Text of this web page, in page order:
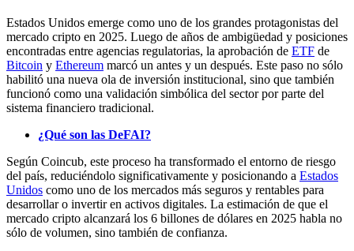
Estados Unidos emerge como uno de los grandes protagonistas del
mercado cripto en 2025. Luego de años de ambigüedad y posiciones
encontradas entre agencias regulatorias, la aprobación de ETF de
Bitcoin y Ethereum marcó un antes y un después. Este paso no sólo
habilitó una nueva ola de inversión institucional, sino que también
funcionó como una validación simbólica del sector por parte del
sistema financiero tradicional.
¿Qué son las DeFAI?
Según Coincub, este proceso ha transformado el entorno de riesgo
del país, reduciéndolo significativamente y posicionando a Estados
Unidos como uno de los mercados más seguros y rentables para
desarrollar o invertir en activos digitales. La estimación de que el
mercado cripto alcanzará los 6 billones de dólares en 2025 habla no
sólo de volumen, sino también de confianza.